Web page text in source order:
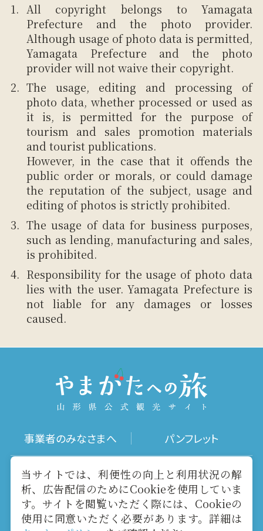
All copyright belongs to Yamagata
Prefecture and the photo provider.
Although usage of photo data is permitted,
Yamagata Prefecture and the photo
provider will not waive their copyright.
The usage, editing and processing of
photo data, whether processed or used as
it is, is permitted for the purpose of
tourism and sales promotion materials
and tourist publications.
However, in the case that it offends the
public order or morals, or could damage
the reputation of the subject, usage and
editing of photos is strictly prohibited.
The usage of data for business purposes,
such as lending, manufacturing and sales,
is prohibited.
Responsibility for the usage of photo data
lies with the user. Yamagata Prefecture is
not liable for any damages or losses
caused.
事業者のみなさまへ パンフレット
写真ダウンロード 動画ギャラリー
お役立ちリンク 当サイトについて
当サイトでは、利便性の向上と利用状況の解
析、広告配信のためにCookieを使用していま
す。サイトを閲覧いただく際には、Cookieの
使用に同意いただく必要があります。詳細は